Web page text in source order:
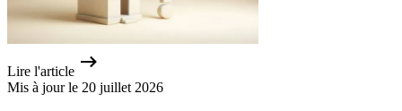
Lire l'article
Mis à jour le 20 juillet 2026